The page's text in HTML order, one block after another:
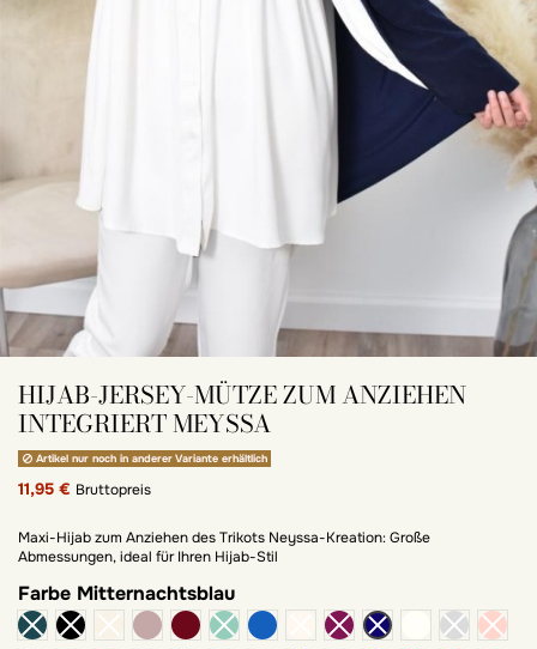
HIJAB-JERSEY-MÜTZE ZUM ANZIEHEN
INTEGRIERT MEYSSA
Artikel nur noch in anderer Variante erhältlich
11,95 € Bruttopreis
Maxi-Hijab zum Anziehen des Trikots Neyssa-Kreation: Große
Abmessungen, ideal für Ihren Hijab-Stil
Farbe Mitternachtsblau
Maulwurf
Bordeaux blaue Jeans